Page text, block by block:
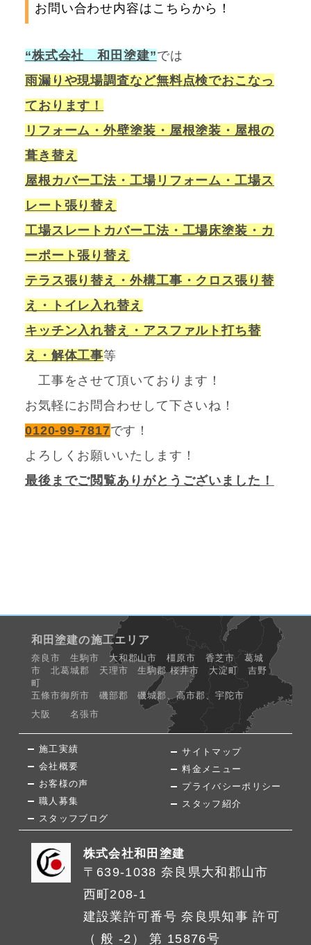
お問い合わせ内容はこちらから！
“株式会社 和田塗建”では
雨漏りや現場調査など無料点検でおこなっ
ております！
リフォーム・外壁塗装・屋根塗装・屋根の
葺き替え
屋根カバー工法・工場リフォーム・工場ス
レート張り替え
工場スレートカバー工法・工場床塗装・カ
ーポート張り替え
テラス張り替え・外構工事・クロス張り替
え・トイレ入れ替え
キッチン入れ替え・アスファルト打ち替
え・解体工事等
工事をさせて頂いております！
お気軽にお問合わせして下さいね！
0120-99-7817です！
よろしくお願いいたします！
最後までご閲覧ありがとうございました！
和田塗建の施工エリア
奈良市 生駒市 大和郡山市 橿原市 香芝市 葛城
市 北葛城郡 天理市 生駒郡 桜井市 大淀町 吉野
町
五條市御所市 磯部郡 磯城郡、高市郡、宇陀市
大阪 名張市
施工実績
会社概要
お客様の声
職人募集
スタッフブログ
サイトマップ
料金メニュー
プライバシーポリシー
スタッフ紹介
株式会社和田塗建
〒639-1038 奈良県大和郡山市
西町208-1
建設業許可番号 奈良県知事 許可
（ 般 -2） 第 15876号